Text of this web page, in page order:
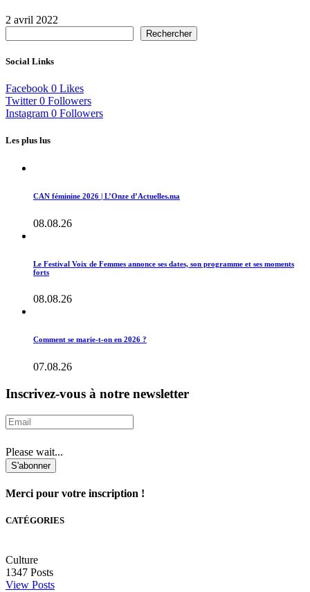
2 avril 2022
Rechercher
Social Links
Facebook 0 Likes
Twitter 0 Followers
Instagram 0 Followers
Les plus lus
CAN féminine 2026 | L’Onze d’Actuelles.ma
08.08.26
Le Festival Voix de Femmes annonce ses dates, son programme et ses moments
forts
08.08.26
Comment se marie-t-on en 2026 ?
07.08.26
Inscrivez-vous à notre newsletter
Please wait...
S'abonner
Merci pour votre inscription !
CATÉGORIES
Culture
1347 Posts
View Posts